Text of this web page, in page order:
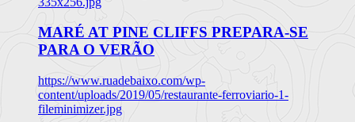
MARÉ AT PINE CLIFFS PREPARA-SE
PARA O VERÃO
https://www.ruadebaixo.com/wp-
content/uploads/2019/05/restaurante-ferroviario-1-
fileminimizer.jpg